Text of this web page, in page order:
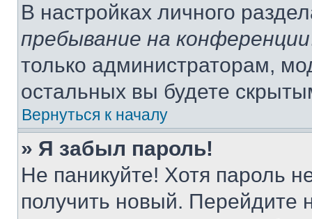
В настройках личного
пребывание на конференции
только администраторам,
остальных вы будете
Вернуться к началу
» Я забыл пароль!
Не паникуйте! Хотя пароль
получить новый. Перейдите